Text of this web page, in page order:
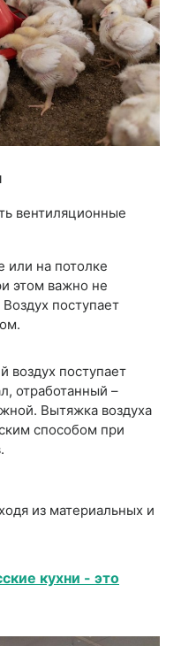
вентиляционные
или на потолке
этом важно не
Воздух поступает
воздух поступает
отработанный –
Вытяжка воздуха
способом при
из материальных и
кухни - это